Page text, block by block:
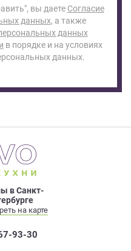
вы даете Согласие
данных, а также
данных
в порядке и на условиях
данных.
в Санкт-
на карте
93-30